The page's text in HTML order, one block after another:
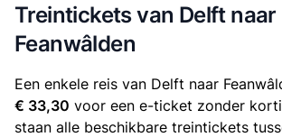
Treintickets van Delft naar
Feanwâlden
Een enkele reis van Delft naar
€ 33,30 voor een e-ticket zonder
staan alle beschikbare treintickets